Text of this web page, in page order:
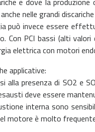
nelle grandi
può invece essere
Con PCI bassi (alti
elettrica con motori
applicative:
alla presenza di SO2 e
deve essere
interna sono
motore è molto